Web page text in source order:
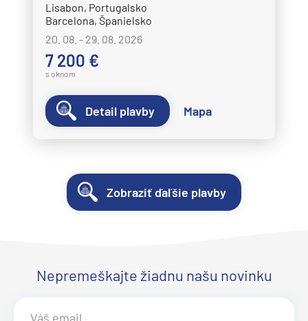
Lisabon, Portugalsko
Barcelona, Španielsko
20. 08. - 29. 08. 2026
7 200 €
s oknom
Detail plavby Mapa
Zobraziť ďaľšie plavby
Nepremeškajte žiadnu našu novinku